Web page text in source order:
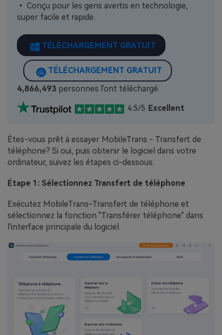
• Conçu pour les gens avertis en technologie,
super facile et rapide.
TÉLÉCHARGEMENT GRATUIT
TÉLÉCHARGEMENT GRATUIT
4,866,493 personnes l'ont téléchargé
4.5/5 Excellent
Êtes-vous prêt à essayer MobileTrans - Transfert de
téléphone? Si oui, puis obtenir le logiciel dans votre
ordinateur, suivez les étapes ci-dessous:
Étape 1: Sélectionnez Transfert de téléphone
Exécutez MobileTrans-Transfert de téléphone et
sélectionnez la fonction "Transférer téléphone" dans
l'interface principale du logiciel.